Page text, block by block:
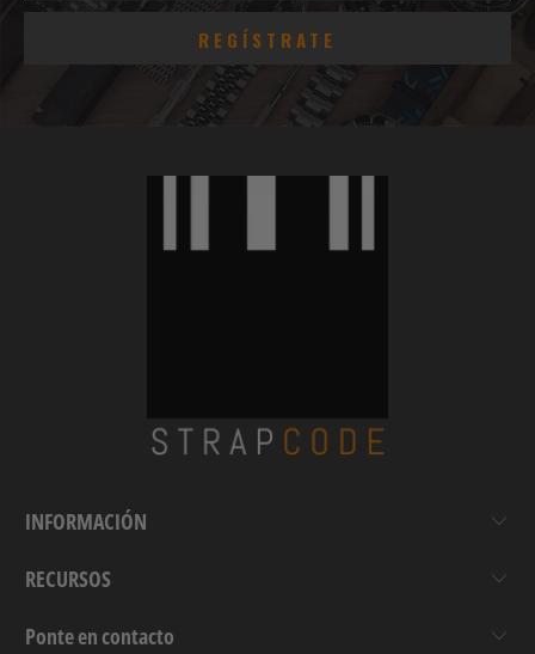
INFORMACIÓN
RECURSOS
Ponte en contacto